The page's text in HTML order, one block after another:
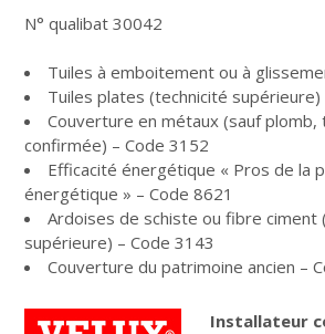
N° qualibat 30042
Tuiles à emboitement ou à
Tuiles plates (technicité supérieure)
Couverture en métaux (sauf plomb,
confirmée) – Code 3152
Efficacité énergétique « Pros de la
énergétique » – Code 8621
Ardoises de schiste ou fibre ciment
supérieure) – Code 3143
Couverture du patrimoine ancien –
Installateur